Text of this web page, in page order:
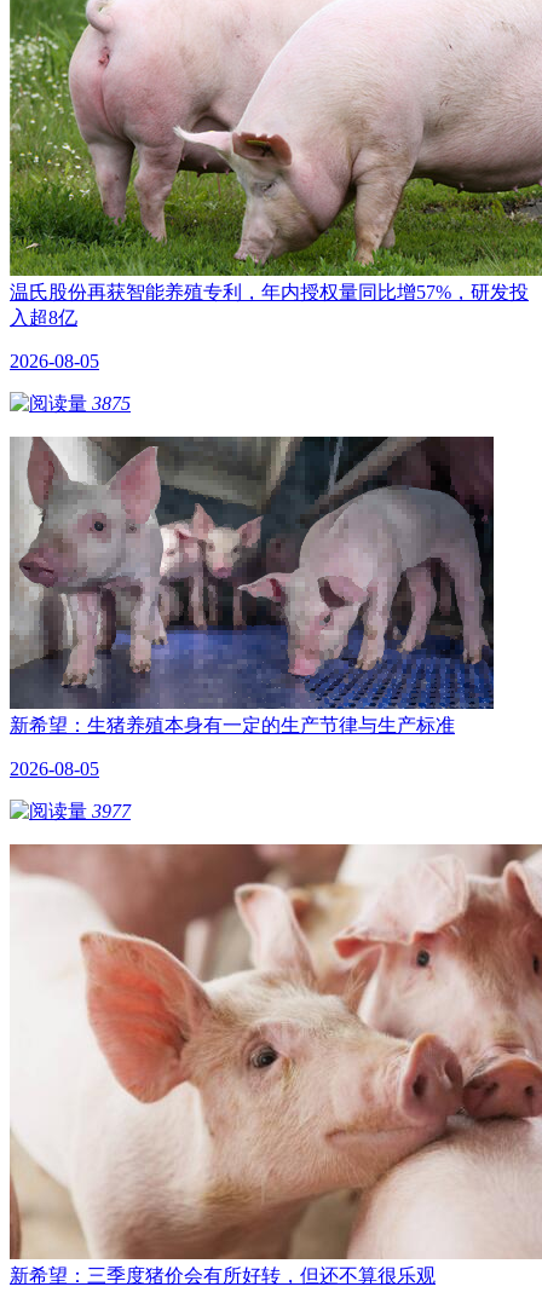
温氏股份再获智能养殖专利，年内授权量同比增57%，研发投
入超8亿
2026-08-05
3875
新希望：生猪养殖本身有一定的生产节律与生产标准
2026-08-05
3977
新希望：三季度猪价会有所好转，但还不算很乐观